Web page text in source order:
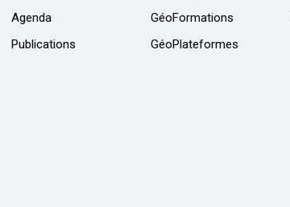
Agenda
Publications
GéoFormations
GéoPlateformes